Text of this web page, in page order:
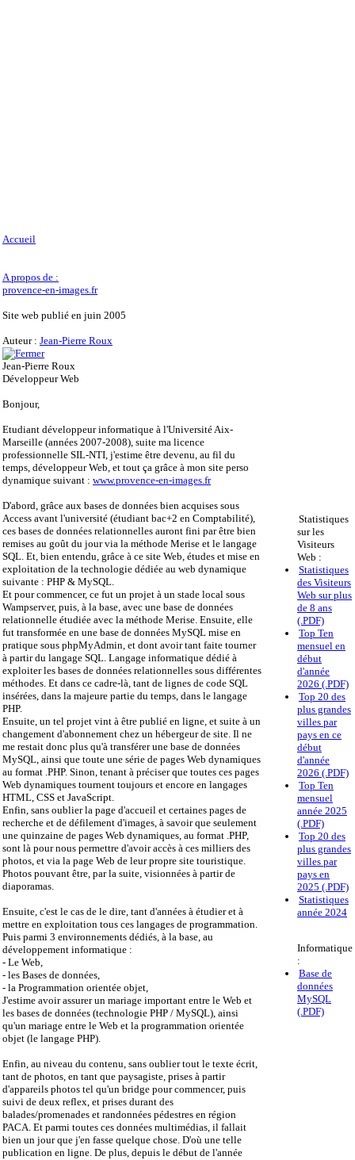
Accueil
A propos de :
provence-en-images.fr
Site web publié en juin 2005
Auteur : Jean-Pierre Roux
Jean-Pierre Roux
Développeur Web
Bonjour,
Etudiant développeur informatique à l'Université Aix-
Marseille (années 2007-2008), suite ma licence
professionnelle SIL-NTI, j'estime être devenu, au fil du
temps, développeur Web, et tout ça grâce à mon site perso
dynamique suivant : www.provence-en-images.fr
D'abord, grâce aux bases de données bien acquises sous
Access avant l'université (étudiant bac+2 en Comptabilité),
ces bases de données relationnelles auront fini par être bien
remises au goût du jour via la méthode Merise et le langage
SQL. Et, bien entendu, grâce à ce site Web, études et mise en
exploitation de la technologie dédiée au web dynamique
suivante : PHP & MySQL.
Et pour commencer, ce fut un projet à un stade local sous
Wampserver, puis, à la base, avec une base de données
relationnelle étudiée avec la méthode Merise. Ensuite, elle
fut transformée en une base de données MySQL mise en
pratique sous phpMyAdmin, et dont avoir tant faite tourner
à partir du langage SQL. Langage informatique dédié à
exploiter les bases de données relationnelles sous différentes
méthodes. Et dans ce cadre-là, tant de lignes de code SQL
insérées, dans la majeure partie du temps, dans le langage
PHP.
Ensuite, un tel projet vint à être publié en ligne, et suite à un
changement d'abonnement chez un hébergeur de site. Il ne
me restait donc plus qu'à transférer une base de données
MySQL, ainsi que toute une série de pages Web dynamiques
au format .PHP. Sinon, tenant à préciser que toutes ces pages
Web dynamiques tournent toujours et encore en langages
HTML, CSS et JavaScript.
Enfin, sans oublier la page d'accueil et certaines pages de
recherche et de défilement d'images, à savoir que seulement
une quinzaine de pages Web dynamiques, au format .PHP,
sont là pour nous permettre d'avoir accès à ces milliers des
photos, et via la page Web de leur propre site touristique.
Photos pouvant être, par la suite, visionnées à partir de
diaporamas.
Ensuite, c'est le cas de le dire, tant d'années à étudier et à
mettre en exploitation tous ces langages de programmation.
Puis parmi 3 environnements dédiés, à la base, au
développement informatique :
- Le Web,
- les Bases de données,
- la Programmation orientée objet,
J'estime avoir assurer un mariage important entre le Web et
les bases de données (technologie PHP / MySQL), ainsi
qu'un mariage entre le Web et la programmation orientée
objet (le langage PHP).
Enfin, au niveau du contenu, sans oublier tout le texte écrit,
tant de photos, en tant que paysagiste, prises à partir
d'appareils photos tel qu'un bridge pour commencer, puis
suivi de deux reflex, et prises durant des
balades/promenades et randonnées pédestres en région
PACA. Et parmi toutes ces données multimédias, il fallait
bien un jour que j'en fasse quelque chose. D'où une telle
publication en ligne. De plus, depuis le début de l'année
Statistiques
sur les
Visiteurs
Web :
Statistiques
des Visiteurs
Web sur plus
de 8 ans
(.PDF)
Top Ten
mensuel en
début
d'année
2026 (.PDF)
Top 20 des
plus grandes
villes par
pays en ce
début
d'année
2026 (.PDF)
Top Ten
mensuel
année 2025
(.PDF)
Top 20 des
plus grandes
villes par
pays en
2025 (.PDF)
Statistiques
année 2024
Informatique
:
Base de
données
MySQL
(.PDF)